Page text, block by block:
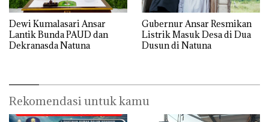
Dewi Kumalasari Ansar
Lantik Bunda PAUD dan
Dekranasda Natuna
Gubernur Ansar Resmikan
Listrik Masuk Desa di Dua
Dusun di Natuna
Rekomendasi untuk kamu